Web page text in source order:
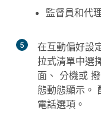
監督員和代
5 在互動偏好設
拉式清單中選
面 、 分機或
態動態顯示。
電話選項。